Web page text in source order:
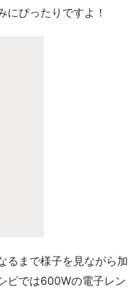
にぴったりですよ！
るまで様子を見ながら加
ピでは600Wの電子レン